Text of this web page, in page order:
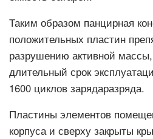
Таким образом панцирная
положительных пластин
разрушению активной
длительный срок
1600 циклов зарядаразряда.
Пластины элементов
корпуса и сверху закрыты